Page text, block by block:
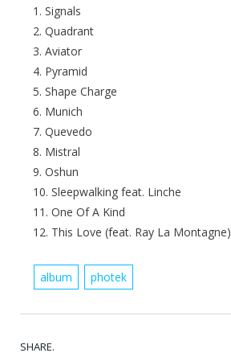
1. Signals
2. Quadrant
3. Aviator
4. Pyramid
5. Shape Charge
6. Munich
7. Quevedo
8. Mistral
9. Oshun
10. Sleepwalking feat. Linche
11. One Of A Kind
12. This Love (feat. Ray La Montagne)
album photek
SHARE.